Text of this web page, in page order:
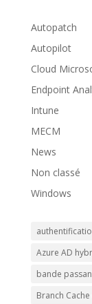
Autopatch
Autopilot
Cloud
Endpoint
Intune
MECM
News
Non classé
Windows
Azure AD
bande
Branch